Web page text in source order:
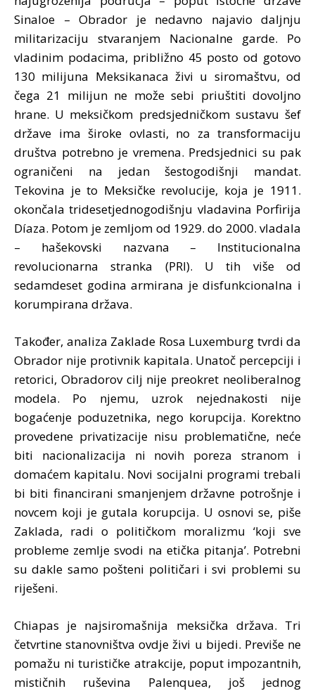
Sinaloe – Obrador je nedavno najavio daljnju
militarizaciju stvaranjem Nacionalne garde. Po
vladinim podacima, približno 45 posto od gotovo
130 milijuna Meksikanaca živi u siromaštvu, od
čega 21 milijun ne može sebi priuštiti dovoljno
hrane. U meksičkom predsjedničkom sustavu šef
države ima široke ovlasti, no za transformaciju
društva potrebno je vremena. Predsjednici su pak
ograničeni na jedan šestogodišnji mandat.
Tekovina je to Meksičke revolucije, koja je 1911.
okončala tridesetjednogodišnju vladavina Porfirija
Díaza. Potom je zemljom od 1929. do 2000. vladala
– hašekovski nazvana – Institucionalna
revolucionarna stranka (PRI). U tih više od
sedamdeset godina armirana je disfunkcionalna i
korumpirana država.
Također, analiza Zaklade Rosa Luxemburg tvrdi da
Obrador nije protivnik kapitala. Unatoč percepciji i
retorici, Obradorov cilj nije preokret neoliberalnog
modela. Po njemu, uzrok nejednakosti nije
bogaćenje poduzetnika, nego korupcija. Korektno
provedene privatizacije nisu problematične, neće
biti nacionalizacija ni novih poreza stranom i
domaćem kapitalu. Novi socijalni programi trebali
bi biti financirani smanjenjem državne potrošnje i
novcem koji je gutala korupcija. U osnovi se, piše
Zaklada, radi o političkom moralizmu ‘koji sve
probleme zemlje svodi na etička pitanja’. Potrebni
su dakle samo pošteni političari i svi problemi su
riješeni.
Chiapas je najsiromašnija meksička država. Tri
četvrtine stanovništva ovdje živi u bijedi. Previše ne
pomažu ni turističke atrakcije, poput impozantnih,
mističnih ruševina Palenquea, još jednog